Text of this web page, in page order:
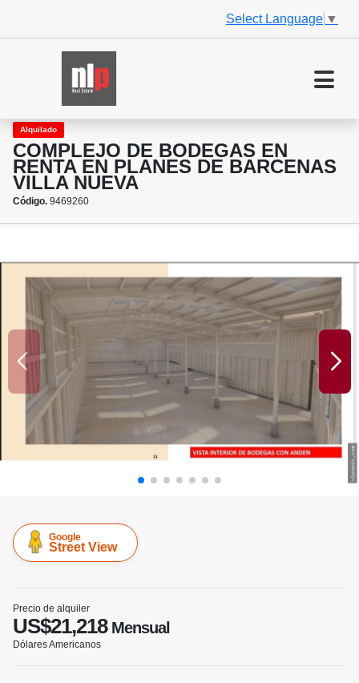
Select Language ▼
Alquilado
COMPLEJO DE BODEGAS EN
RENTA EN PLANES DE BARCENAS
VILLA NUEVA
Código. 9469260
Google
Street View
Precio de alquiler
US$21,218Mensual
Dólares Americanos